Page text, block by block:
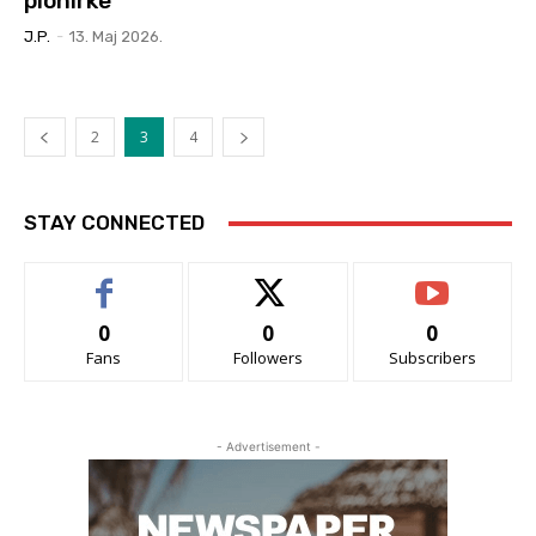
J.P. - 13. Мај 2026.
2 3 4
STAY CONNECTED
0
Fans
0
Followers
0
Subscribers
- Advertisement -